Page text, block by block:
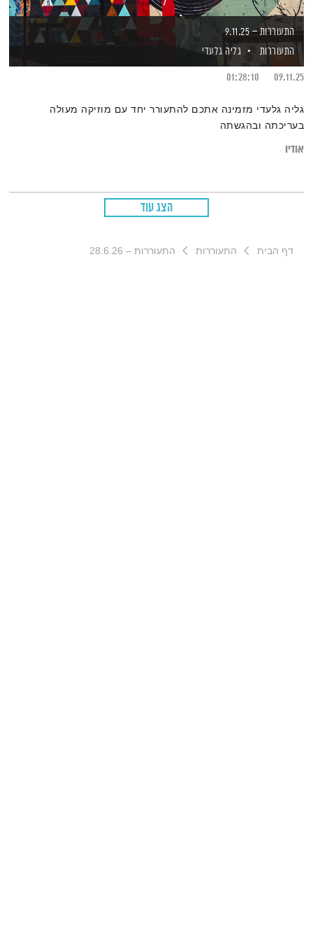
התעוררות – 9.11.25
התעוררות
גליה גלעדי
09.11.25
01:28:10
גליה גלעדי מזמינה אתכם להתעורר יחד עם מוזיקה מעולה
בעריכתה ובהגשתה
אודיו
הצג עוד
דף הבית התעוררות התעוררות – 28.6.26